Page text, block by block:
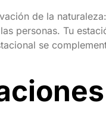
de la
personas. Tu
se